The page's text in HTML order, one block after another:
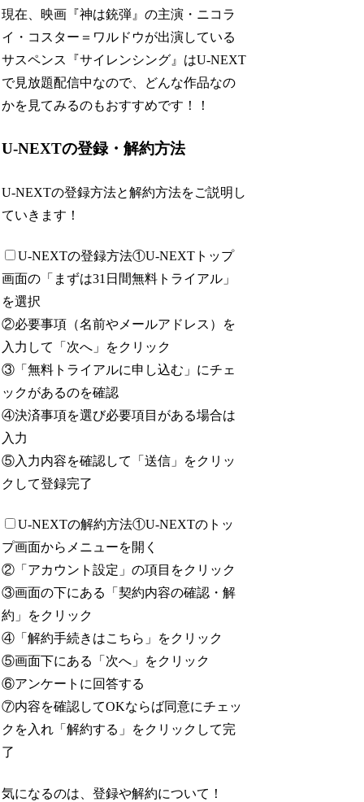
現在、映画『神は銃弾』の主演・ニコラ
イ・コスター＝ワルドウが出演している
サスペンス『サイレンシング』はU-NEXT
で見放題配信中なので、どんな作品なの
かを見てみるのもおすすめです！！
U-NEXTの登録・解約方法
U-NEXTの登録方法と解約方法をご説明し
ていきます！
U-NEXTの登録方法①U-NEXTトップ
画面の「まずは31日間無料トライアル」
を選択
②必要事項（名前やメールアドレス）を
入力して「次へ」をクリック
③「無料トライアルに申し込む」にチェ
ックがあるのを確認
④決済事項を選び必要項目がある場合は
入力
⑤入力内容を確認して「送信」をクリッ
クして登録完了
U-NEXTの解約方法①U-NEXTのトッ
プ画面からメニューを開く
②「アカウント設定」の項目をクリック
③画面の下にある「契約内容の確認・解
約」をクリック
④「解約手続きはこちら」をクリック
⑤画面下にある「次へ」をクリック
⑥アンケートに回答する
⑦内容を確認してOKならば同意にチェッ
クを入れ「解約する」をクリックして完
了
気になるのは、登録や解約について！